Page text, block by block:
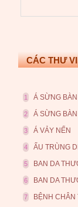
CÁC THƯ
1 Á SỪNG
2 Á SỪNG BÀN
3 Á VẢY NẾN
4 ẤU TRÙNG
5 BAN DA
6 BAN DA
7 BỆNH CHÂN